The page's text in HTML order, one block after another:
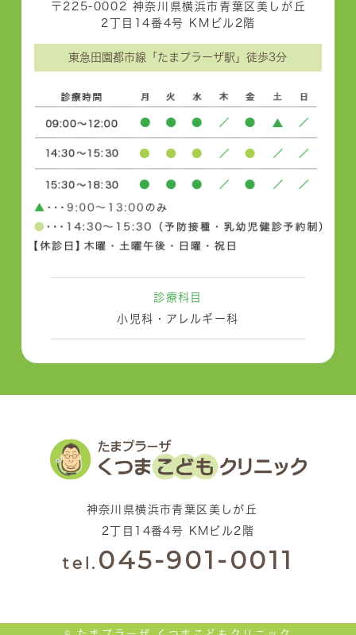
〒225-0002 神奈川県横浜市青葉区美しが丘
2丁目14番4号 KMビル2階
東急田園都市線「たまプラーザ駅」徒歩3分
診療科目
小児科・アレルギー科
神奈川県横浜市青葉区美しが丘
2丁目14番4号 KMビル2階
tel. 045-901-0011